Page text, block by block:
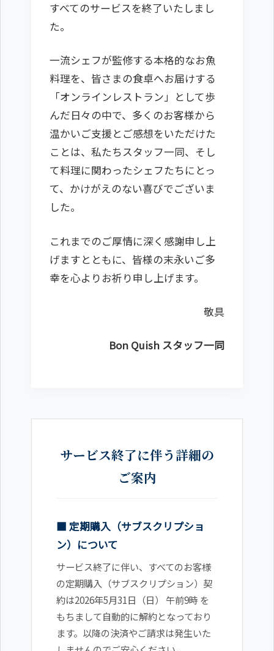
すべてのサービスを終了いたしまし
た。
一流シェフが監修する本格的なお魚
料理を、皆さまの食卓へお届けする
「オンラインレストラン」として歩
んだ日々の中で、多くのお客様から
温かいご支援とご感想をいただけた
ことは、私たちスタッフ一同、そし
て料理に関わったシェフたちにとっ
て、かけがえのない喜びでございま
した。
これまでのご厚情に深く感謝申し上
げますとともに、皆様の末永いご多
幸を心よりお祈り申し上げます。
敬具
Bon Quish スタッフ一同
サービス終了に伴う詳細の
ご案内
■ 定期購入（サブスクリプショ
ン）について
サービス終了に伴い、すべてのお客様
の定期購入（サブスクリプション）契
約は2026年5月31日（日） 午前9時 を
もちまして自動的に解約となっており
ます。以降の決済やご請求は発生いた